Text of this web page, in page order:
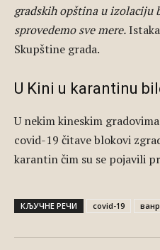
gradskih opština u izolaciju
sprovedemo sve mere.
Skupštine grada.
U Kini u karantinu
U nekim kineskim
covid-19 čitave blokovi
karantin čim su se pojavili
КЉУЧНЕ РЕЧИ covid-19